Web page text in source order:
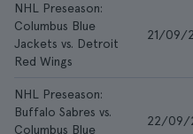
NHL Preseason:
Columbus Blue
Jackets vs. Detroit
Red Wings
21/09/
NHL Preseason:
Buffalo Sabres vs.
Columbus Blue
22/09/